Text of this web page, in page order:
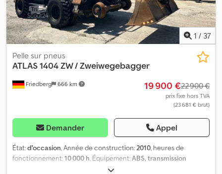
1 / 37
Friedberg 666 km
Pelle sur pneus
ATLAS1404 ZW / Zweiwegebagger
19 900 €22 900 €
prix fixe hors TVA
(23 681 € brut)
Demander Appel
État:d'occasion, Année de construction:2010, heures de
fonctionnement:10 000 h, Équipement:ABS, transmission
, * Pelle à deux usages Atlas 1404 ZW * Année de